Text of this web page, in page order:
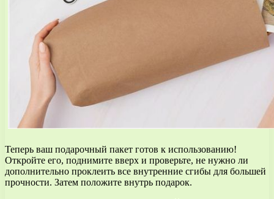
Теперь ваш подарочный пакет готов к использованию!
Откройте его, поднимите вверх и проверьте, не нужно ли
дополнительно проклеить все внутренние сгибы для большей
прочности. Затем положите внутрь подарок.